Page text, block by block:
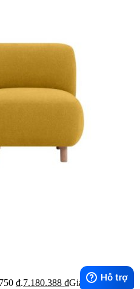
₫.7.180.388 ₫Giá hiện tại là: